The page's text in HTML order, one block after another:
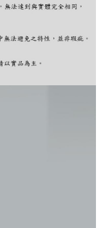
易完成。
您需要取消訂單，請聯絡
效，需透過AFTEE先享
面顯示為準，若有關於
聯繫「AFTEE先享後付
support/home
先享後付」服務完成之交
交易相關給付款項請求債
人之同意方可使用
失，本公司不負相關責